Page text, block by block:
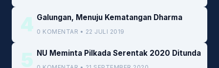
4 Galungan, Menuju Kematangan Dharma
0 KOMENTAR • 22 JULI 2019
5 NU Meminta Pilkada Serentak 2020 Ditunda